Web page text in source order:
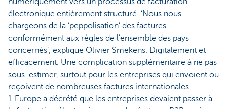
électronique entièrement structuré. ‘Nous nous
chargeons de la ‘peppolisation’ des factures
conformément aux règles de l’ensemble des pays
concernés’, explique Olivier Smekens. Digitalement et
efficacement. Une complication supplémentaire à ne pas
sous-estimer, surtout pour les entreprises qui envoient ou
reçoivent de nombreuses factures internationales.
‘L'Europe a décrété que les entreprises devaient passer à